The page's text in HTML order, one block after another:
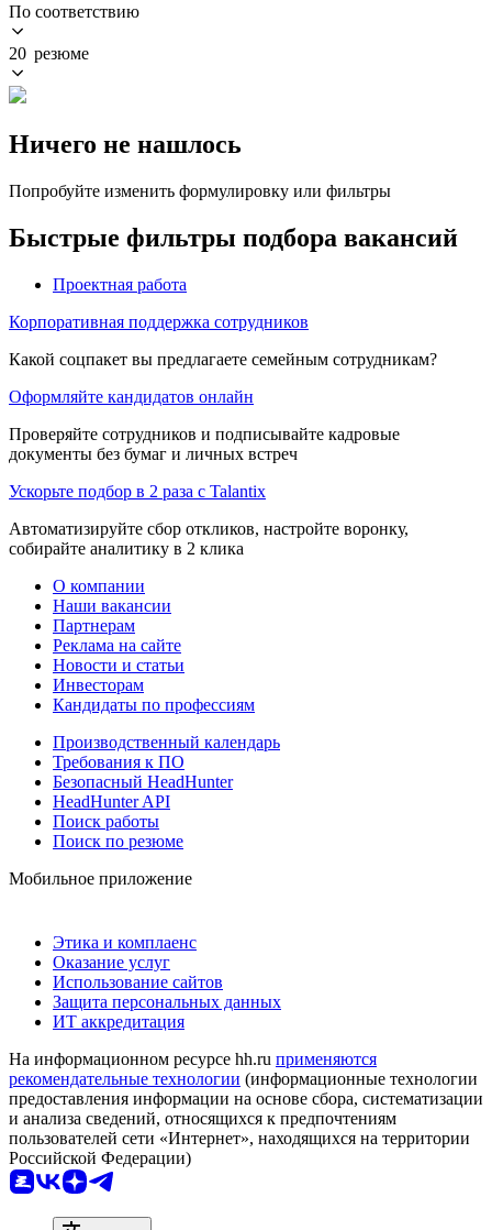
По соответствию
20 резюме
Ничего не нашлось
Попробуйте изменить формулировку или фильтры
Быстрые фильтры подбора вакансий
Проектная работа
Корпоративная поддержка сотрудников
Какой соцпакет вы предлагаете семейным сотрудникам?
Оформляйте кандидатов онлайн
Проверяйте сотрудников и подписывайте кадровые
документы без бумаг и личных встреч
Ускорьте подбор в 2 раза с Talantix
Автоматизируйте сбор откликов, настройте воронку,
собирайте аналитику в 2 клика
О компании
Наши вакансии
Партнерам
Реклама на сайте
Новости и статьи
Инвесторам
Кандидаты по профессиям
Производственный календарь
Требования к ПО
Безопасный HeadHunter
HeadHunter API
Поиск работы
Поиск по резюме
Мобильное приложение
Этика и комплаенс
Оказание услуг
Использование сайтов
Защита персональных данных
ИТ аккредитация
На информационном ресурсе hh.ru применяются
рекомендательные технологии (информационные технологии
предоставления информации на основе сбора, систематизации
и анализа сведений, относящихся к предпочтениям
пользователей сети «Интернет», находящихся на территории
Российской Федерации)